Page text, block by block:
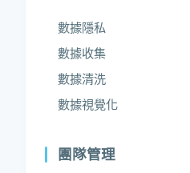
數據隱私
數據收集
數據清洗
數據視覺化
團隊管理